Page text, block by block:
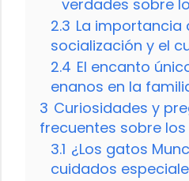
verdades sobre
2.3 La importancia
socialización y el
2.4 El encanto
enanos en la
3 Curiosidades y
frecuentes sobre
3.1 ¿Los gatos
cuidados